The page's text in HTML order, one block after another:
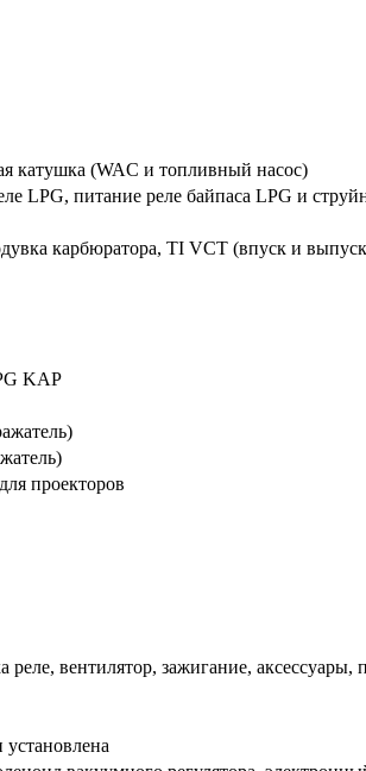
катушка (WAC и топливный насос)
LPG, питание реле байпаса LPG и
карбюратора, TI VCT (впуск и
KAP
проекторов
вентилятор, зажигание, аксессуары,
установлена